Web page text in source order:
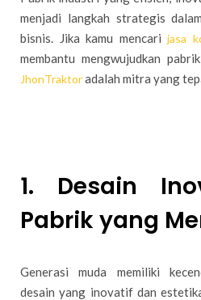
menjadi langkah strategis
bisnis. Jika kamu mencari jasa
membantu mengwujudkan
JhonTraktoradalah mitra yang
1. Desain
Pabrik yang
Generasi muda memiliki
desain yang inovatif dan